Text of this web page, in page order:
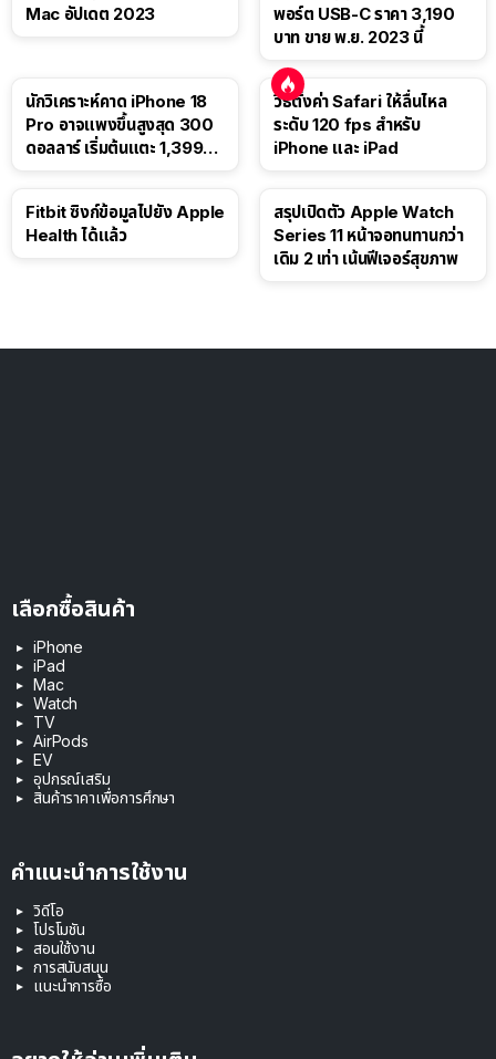
Mac อัปเดต 2023
พอร์ต USB-C ราคา 3,190
บาท ขาย พ.ย. 2023 นี้
นักวิเคราะห์คาด iPhone 18
Pro อาจแพงขึ้นสูงสุด 300
ดอลลาร์ เริ่มต้นแตะ 1,399
วิธีตั้งค่า Safari ให้ลื่นไหล
ระดับ 120 fps สำหรับ
iPhone และ iPad
Fitbit ซิงก์ข้อมูลไปยัง Apple
Health ได้แล้ว
สรุปเปิดตัว Apple Watch
Series 11 หน้าจอทนทานกว่า
เดิม 2 เท่า เน้นฟีเจอร์สุขภาพ
เลือกซื้อสินค้า
iPhone
iPad
Mac
Watch
TV
AirPods
EV
อุปกรณ์เสริม
สินค้าราคาเพื่อการศึกษา
คำแนะนำการใช้งาน
วิดีโอ
โปรโมชัน
สอนใช้งาน
การสนับสนุน
แนะนำการซื้อ